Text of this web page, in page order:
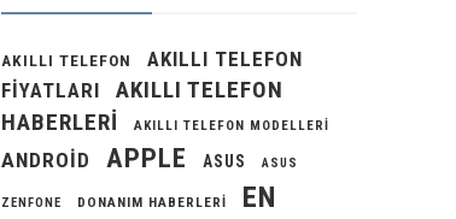
AKILLI TELEFON
AKILLI TELEFON
FIYATLARI
AKILLI TELEFON
HABERLERI
AKILLI TELEFON MODELLERI
ANDROID APPLE ASUS ASUS
ZENFONE DONANIM HABERLERI
EN